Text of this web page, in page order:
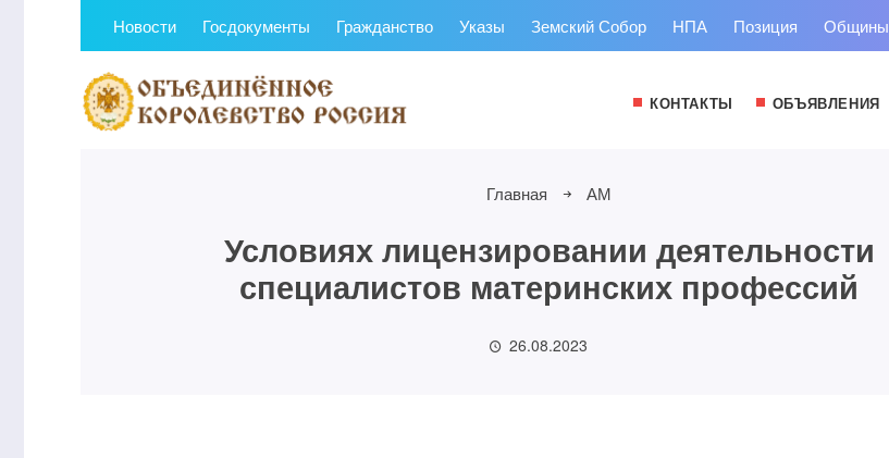
Новости Госдокументы Гражданство Указы Земский Собор НПА Позиция Общины
КОНТАКТЫ ОБЪЯВЛЕНИЯ
Главная АМ
Условиях лицензировании деятельности
специалистов материнских профессий
26.08.2023